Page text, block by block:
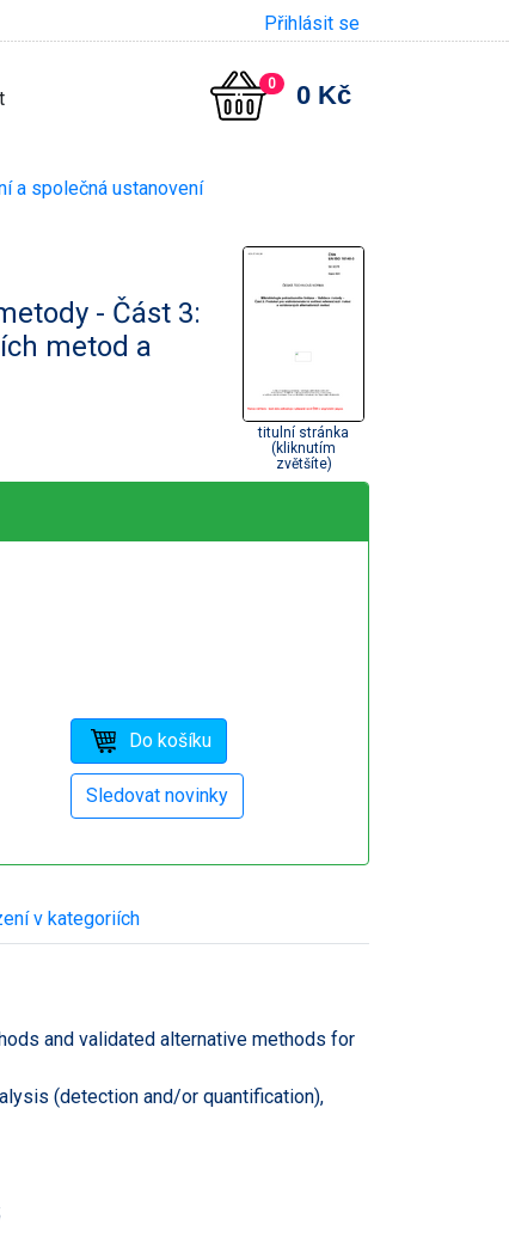
Přihlásit se
0 0 Kč
a společná ustanovení
- Část 3:
metod a
titulní stránka
(kliknutím
zvětšíte)
v kategoriích
and validated alternative methods for
(detection and/or quantification),